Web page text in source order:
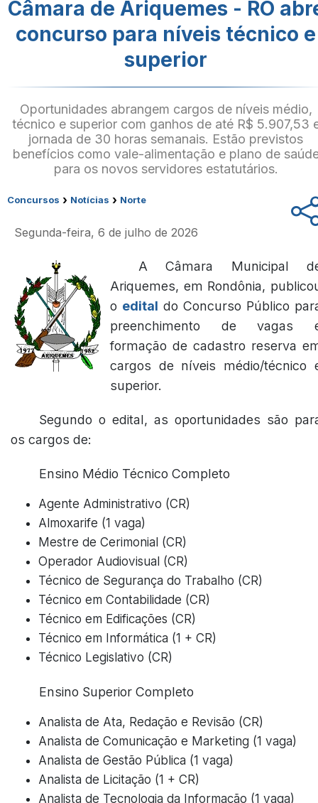
Câmara de Ariquemes - RO
concurso para níveis técnico e
superior
Oportunidades abrangem cargos de níveis médio,
técnico e superior com ganhos de até R$ 5.907,53
jornada de 30 horas semanais. Estão previstos
benefícios como vale-alimentação e plano de
para os novos servidores estatutários.
Concursos › Notícias › Norte
Segunda-feira, 6 de julho de 2026
A Câmara Municipal
Ariquemes, em Rondônia,
o edital do Concurso Público
preenchimento de vagas
formação de cadastro reserva
cargos de níveis médio/técnico
superior.
Segundo o edital, as oportunidades são
os cargos de:
Ensino Médio Técnico Completo
Agente Administrativo (CR)
Almoxarife (1 vaga)
Mestre de Cerimonial (CR)
Operador Audiovisual (CR)
Técnico de Segurança do Trabalho (CR)
Técnico em Contabilidade (CR)
Técnico em Edificações (CR)
Técnico em Informática (1 + CR)
Técnico Legislativo (CR)
Ensino Superior Completo
Analista de Ata, Redação e Revisão (CR)
Analista de Comunicação e Marketing (1 vaga)
Analista de Gestão Pública (1 vaga)
Analista de Licitação (1 + CR)
Analista de Tecnologia da Informação (1 vaga)